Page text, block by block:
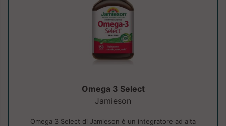
Omega 3 Select
Jamieson
Omega 3 Select di Jamieson è un integratore ad alta